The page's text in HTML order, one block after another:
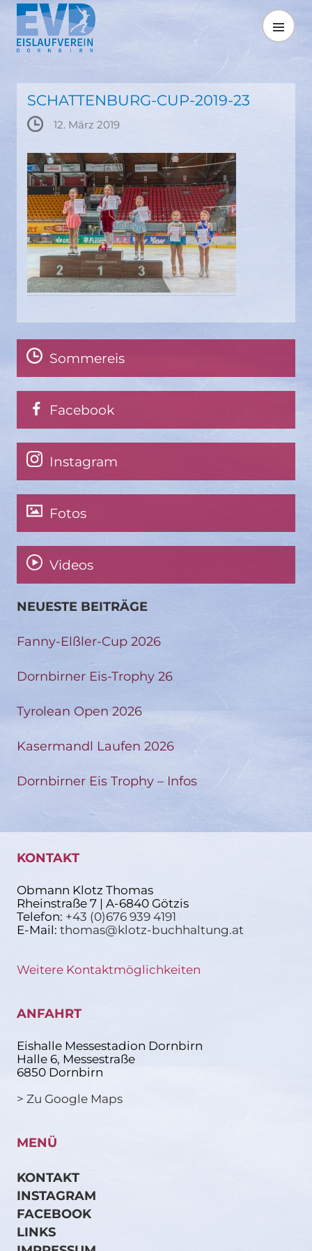
Springe
zum
Inhalt
MENÜ
SCHATTENBURG-CUP-2019-23
12. März 2019
Sommereis
Facebook
Instagram
Fotos
Videos
NEUESTE BEITRÄGE
Fanny-Elßler-Cup 2026
Dornbirner Eis-Trophy 26
Tyrolean Open 2026
Kasermandl Laufen 2026
Dornbirner Eis Trophy – Infos
KONTAKT
Obmann Klotz Thomas
Rheinstraße 7 | A-6840 Götzis
Telefon: +43 (0)676 939 4191
E-Mail: thomas@klotz-buchhaltung.at
Weitere Kontaktmöglichkeiten
ANFAHRT
Eishalle Messestadion Dornbirn
Halle 6, Messestraße
6850 Dornbirn
> Zu Google Maps
MENÜ
KONTAKT
INSTAGRAM
FACEBOOK
LINKS